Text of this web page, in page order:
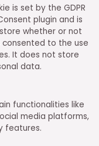
is set by the GDPR
plugin and is
whether or not
consented to the use
It does not store
data.
functionalities like
media platforms,
features.